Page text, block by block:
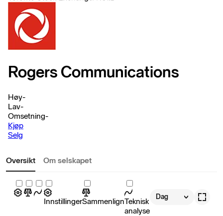
Rogers Communications
Høy-
Lav-
Omsetning-
Kjøp
Selg
Oversikt Om selskapet
InnstillingerSammenlignTeknisk
analyse
Dag